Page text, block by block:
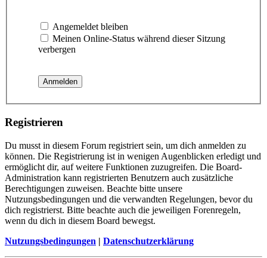
Angemeldet bleiben
Meinen Online-Status während dieser Sitzung
verbergen
Registrieren
Du musst in diesem Forum registriert sein, um dich anmelden zu
können. Die Registrierung ist in wenigen Augenblicken erledigt und
ermöglicht dir, auf weitere Funktionen zuzugreifen. Die Board-
Administration kann registrierten Benutzern auch zusätzliche
Berechtigungen zuweisen. Beachte bitte unsere
Nutzungsbedingungen und die verwandten Regelungen, bevor du
dich registrierst. Bitte beachte auch die jeweiligen Forenregeln,
wenn du dich in diesem Board bewegst.
Nutzungsbedingungen | Datenschutzerklärung